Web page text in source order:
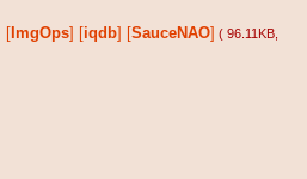
[ ImgOps] [iqdb] [SauceNAO] ( 96.11KB